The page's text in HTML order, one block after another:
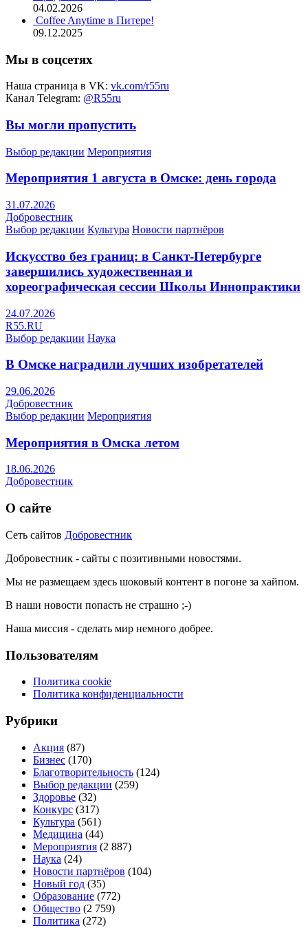
04.02.2026
Coffee Anytime в Питере!
09.12.2025
Мы в соцсетях
Наша страница в VK: vk.com/r55ru
Канал Telegram: @R55ru
Вы могли пропустить
Выбор редакции Мероприятия
Мероприятия 1 августа в Омске: день города
31.07.2026
Добровестник
Выбор редакции Культура Новости партнёров
Искусство без границ: в Санкт-Петербурге
завершились художественная и
хореографическая сессии Школы Иннопрактики
24.07.2026
R55.RU
Выбор редакции Наука
В Омске наградили лучших изобретателей
29.06.2026
Добровестник
Выбор редакции Мероприятия
Мероприятия в Омска летом
18.06.2026
Добровестник
О сайте
Сеть сайтов Добровестник
Добровестник - сайты с позитивными новостями.
Мы не размещаем здесь шоковый контент в погоне за хайпом.
В наши новости попасть не страшно ;-)
Наша миссия - сделать мир немного добрее.
Пользователям
Политика cookie
Политика конфиденциальности
Рубрики
Акция (87)
Бизнес (170)
Благотворительность (124)
Выбор редакции (259)
Здоровье (32)
Конкурс (317)
Культура (561)
Медицина (44)
Мероприятия (2 887)
Наука (24)
Новости партнёров (104)
Новый год (35)
Образование (772)
Общество (2 759)
Политика (272)